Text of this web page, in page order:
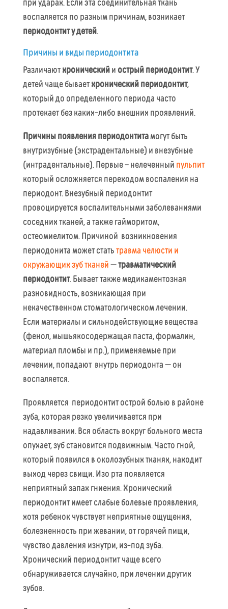
при ударах. Если эта соединительная ткань
воспаляется по разным причинам, возникает
периодонтит у детей.
Причины и виды периодонтита
Различаютхроническийи острый периодонтит. У
детей чаще бываетхронический периодонтит,
который до определенного периода часто
протекает без каких-либо внешних проявлений.
Причины появления периодонтитамогут быть
внутризубные (экстрадентальные) и внезубные
(интрадентальные). Первые – нелеченный пульпит
который осложняется переходом воспаления на
периодонт. Внезубный периодонтит
провоцируется воспалительными заболеваниями
соседних тканей, а также гайморитом,
остеомиелитом. Причиной возникновения
периодонита может статьтравма челюсти и
окружающих зуб тканей—травматический
периодонтит. Бывает также медикаментозная
разновидность, возникающая при
некачественном стоматологическом лечении.
Если материалы и сильнодействующие вещества
(фенол, мышьякосодержащая паста, формалин,
материал пломбы и пр.), применяемые при
лечении, попадают внутрь периодонта — он
воспаляется.
Проявляется периодонтит острой болью в районе
зуба, которая резко увеличивается при
надавливании. Вся область вокруг больного места
опухает, зуб становится подвижным. Часто гной,
который появился в околозубных тканях, находит
выход через свищи. Изо рта появляется
неприятный запах гниения. Хронический
периодонтит имеет слабые болевые проявления,
хотя ребенок чувствует неприятные ощущения,
болезненность при жевании, от горячей пищи,
чувство давления изнутри, из-под зуба.
Хронический периодонтит чаще всего
обнаруживается случайно, при лечении других
зубов.